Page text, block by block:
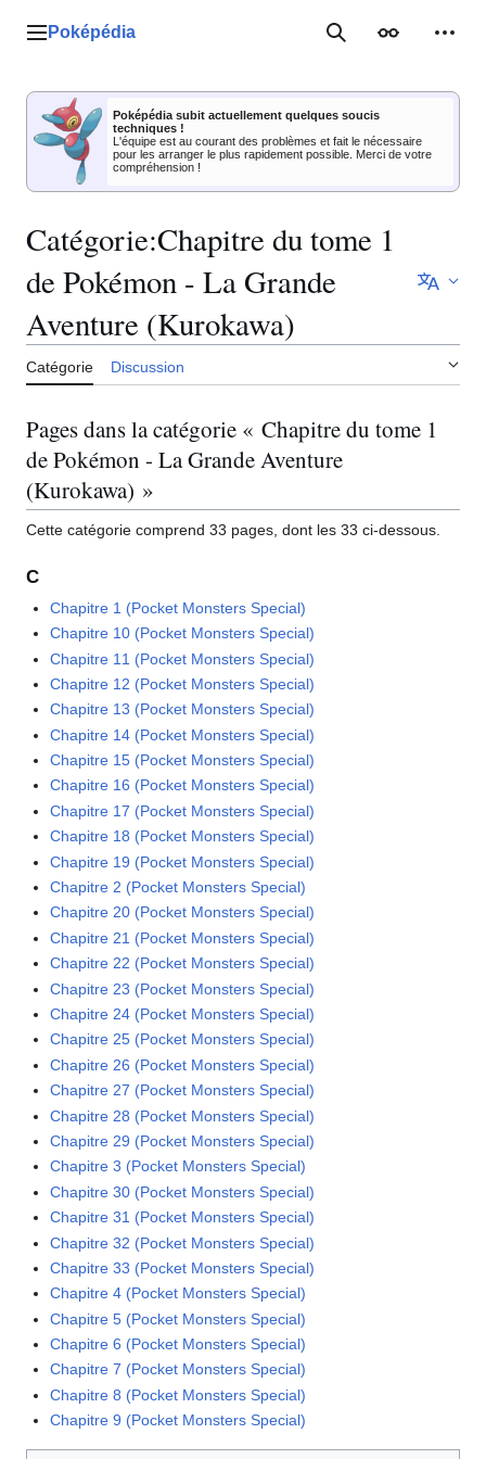
Menu principal
Poképédia RechercherApparence
Poképédia subit actuellement quelques soucis
techniques !
L'équipe est au courant des problèmes et fait le nécessaire
pour les arranger le plus rapidement possible. Merci de votre
compréhension !
Catégorie:Chapitre du tome 1
de Pokémon - La Grande
Aventure (Kurokawa)
Catégorie Discussion
Pages dans la catégorie « Chapitre du tome 1
de Pokémon - La Grande Aventure
(Kurokawa) »
Cette catégorie comprend 33 pages, dont les 33 ci-dessous.
C
Chapitre 1 (Pocket Monsters Special)
Chapitre 10 (Pocket Monsters Special)
Chapitre 11 (Pocket Monsters Special)
Chapitre 12 (Pocket Monsters Special)
Chapitre 13 (Pocket Monsters Special)
Chapitre 14 (Pocket Monsters Special)
Chapitre 15 (Pocket Monsters Special)
Chapitre 16 (Pocket Monsters Special)
Chapitre 17 (Pocket Monsters Special)
Chapitre 18 (Pocket Monsters Special)
Chapitre 19 (Pocket Monsters Special)
Chapitre 2 (Pocket Monsters Special)
Chapitre 20 (Pocket Monsters Special)
Chapitre 21 (Pocket Monsters Special)
Chapitre 22 (Pocket Monsters Special)
Chapitre 23 (Pocket Monsters Special)
Chapitre 24 (Pocket Monsters Special)
Chapitre 25 (Pocket Monsters Special)
Chapitre 26 (Pocket Monsters Special)
Chapitre 27 (Pocket Monsters Special)
Chapitre 28 (Pocket Monsters Special)
Chapitre 29 (Pocket Monsters Special)
Chapitre 3 (Pocket Monsters Special)
Chapitre 30 (Pocket Monsters Special)
Chapitre 31 (Pocket Monsters Special)
Chapitre 32 (Pocket Monsters Special)
Chapitre 33 (Pocket Monsters Special)
Chapitre 4 (Pocket Monsters Special)
Chapitre 5 (Pocket Monsters Special)
Chapitre 6 (Pocket Monsters Special)
Chapitre 7 (Pocket Monsters Special)
Chapitre 8 (Pocket Monsters Special)
Chapitre 9 (Pocket Monsters Special)